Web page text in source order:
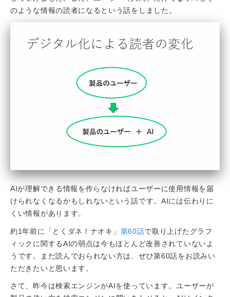
のような情報の読者になるという話をしました。
AIが理解できる情報を作らなければユーザーに使用情報を届
けられなくなるかもしれないという話です。AIには伝わりに
くい情報があります。
約1年前に「とくダネ！ナオキ」 第60話で取り上げたグラフ
ィックに関するAIの弱点は今もほとんど改善されていないよ
うです。まだ読んでおられない方は、ぜひ第60話をお読みい
ただきたいと思います。
さて、昨今は検索エンジンがAIを使っています。ユーザーが